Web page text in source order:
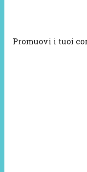
Promuovi i tuoi